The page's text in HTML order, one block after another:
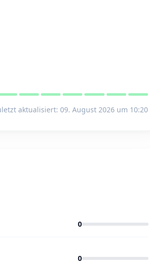
aktualisiert: 09. August 2026 um 10:20
0
0